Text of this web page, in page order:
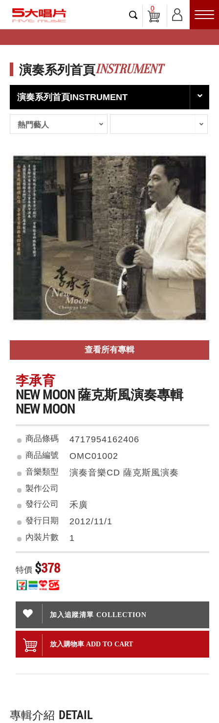
0
演奏系列首頁INSTRUMENT
演奏系列首頁INSTRUMENT
熱門藝人
查看所有專輯
李承育
NEW MOON 薩克斯風演奏專輯
NEW MOON
商品條碼 4717954162406
商品編號 OMC01002
音樂類型 演奏音樂CD 薩克斯風演奏
製作公司
發行公司
禾廣
發行日期 2012/11/1
內裝片數 1
特價 $378
加入追蹤清單 COLLECTION
放入購物車 ADD TO CART
專輯介紹 DETAIL